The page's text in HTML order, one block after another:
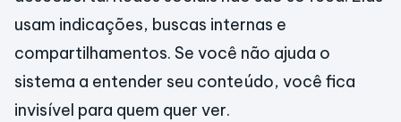
usam indicações, buscas internas e
compartilhamentos. Se você não ajuda o
sistema a entender seu conteúdo, você fica
invisível para quem quer ver.